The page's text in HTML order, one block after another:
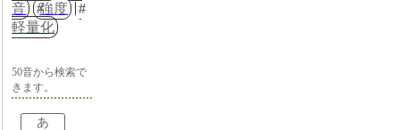
音
強度
軽量化
50音から検索で
きます。
あ